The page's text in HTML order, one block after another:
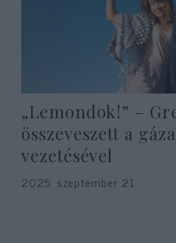
„Lemondok!” –
összeveszett a
vezetésével
2025. szeptember 21.